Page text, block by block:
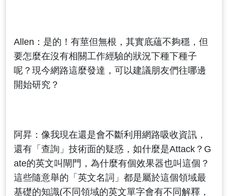
Allen：是的！有莖但無根，其實底蘊不夠穩，但
要怎麼在沒有相關工作經驗的狀況下種下種子
呢？現今網路這麼發達，可以建議朋友們往哪邊
開始研究？
阿昇：像我現在還是會不斷利用網路吸收資訊，
還有「查詢」技術面的疑惑，如什麼是Attack？G
ate的英文叫閘門，為什麼有個效果器也叫這個？
這些隨意舉的「英文名詞」都是屬於這個領域最
基礎的知識(不同領域的英文單字會有不同解釋，